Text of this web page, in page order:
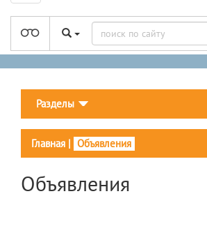
Разделы
Главная | Объявления
Объявления